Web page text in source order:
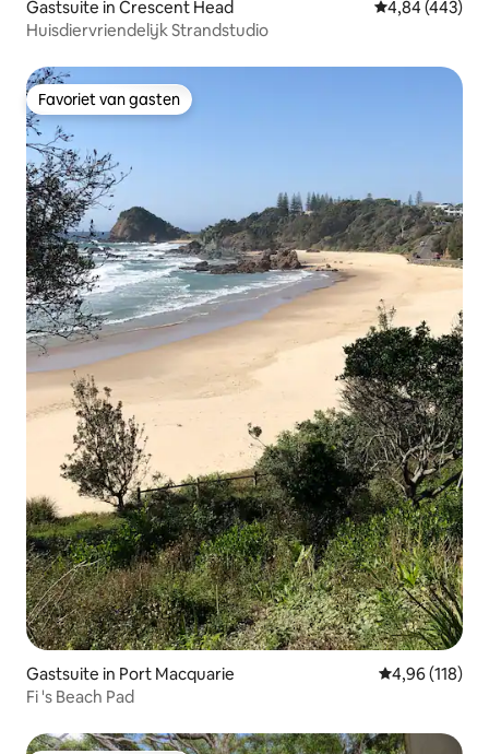
Gastsuite in Crescent Head Gemiddelde
4,84 (443)
Huisdiervriendelijk Strandstudio
Favoriet van gasten
Favoriet van gasten
Gastsuite in Port Macquarie Gemiddelde
4,96 (118)
Fi 's Beach Pad